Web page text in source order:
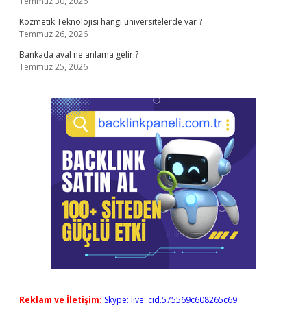
Kozmetik Teknolojisi hangi üniversitelerde var ?
Temmuz 26, 2026
Bankada aval ne anlama gelir ?
Temmuz 25, 2026
Reklam ve İletişim: Skype: live:.cid.575569c608265c69